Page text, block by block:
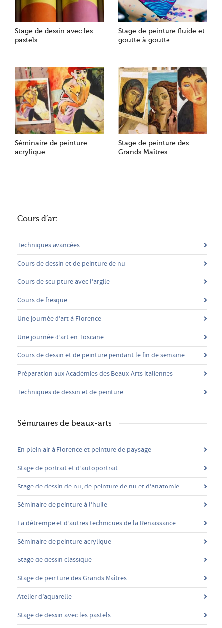
Stage de dessin avec les
pastels
Stage de peinture fluide et
goutte à goutte
Séminaire de peinture
acrylique
Stage de peinture des
Grands Maîtres
Cours d’art
Techniques avancées
Cours de dessin et de peinture de nu
Cours de sculpture avec l’argile
Cours de fresque
Une journée d’art à Florence
Une journée d’art en Toscane
Cours de dessin et de peinture pendant le fin de semaine
Préparation aux Académies des Beaux-Arts italiennes
Techniques de dessin et de peinture
Séminaires de beaux-arts
En plein air à Florence et peinture de paysage
Stage de portrait et d’autoportrait
Stage de dessin de nu, de peinture de nu et d’anatomie
Séminaire de peinture à l’huile
La détrempe et d’autres techniques de la Renaissance
Séminaire de peinture acrylique
Stage de dessin classique
Stage de peinture des Grands Maîtres
Atelier d’aquarelle
Stage de dessin avec les pastels